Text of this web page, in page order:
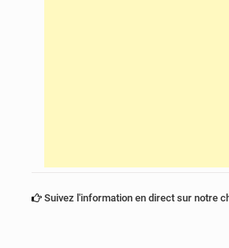
Suivez l'information en direct sur notre